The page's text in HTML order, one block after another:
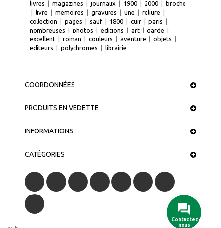
livres | magazines | journaux | 1900 | 2000 | broche
| livre | memoires | gravures | une | reliure |
collection | pages | sauf | 1800 | cuir | paris |
nombreuses | photos | editions | art | garde |
excellent | roman | couleurs | aventure | objets |
editeurs | polychromes | librairie
COORDONNÉES
PRODUITS EN VEDETTE
INFORMATIONS
CATÉGORIES
Contactez-
nous